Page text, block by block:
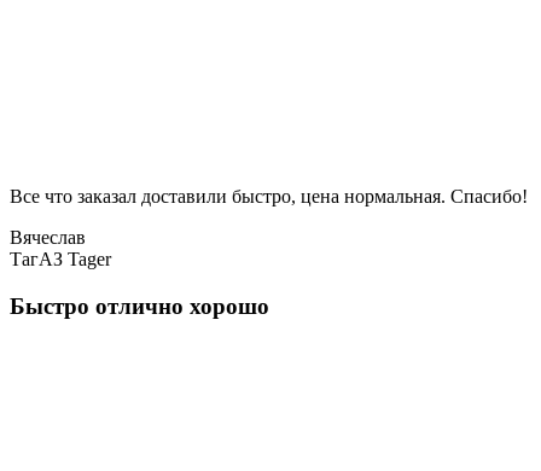
Все что заказал доставили быстро, цена нормальная. Спасибо!
Вячеслав
ТагАЗ Tager
Быстро отлично хорошо